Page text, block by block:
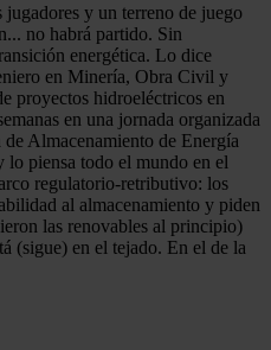
jugadores y un terreno de juego
no habrá partido. Sin
energética. Lo dice
en Minería, Obra Civil y
proyectos hidroeléctricos en
en una jornada organizada
Almacenamiento de Energía
piensa todo el mundo en el
regulatorio-retributivo: los
al almacenamiento y piden
las renovables al principio)
(sigue) en el tejado. En el de la